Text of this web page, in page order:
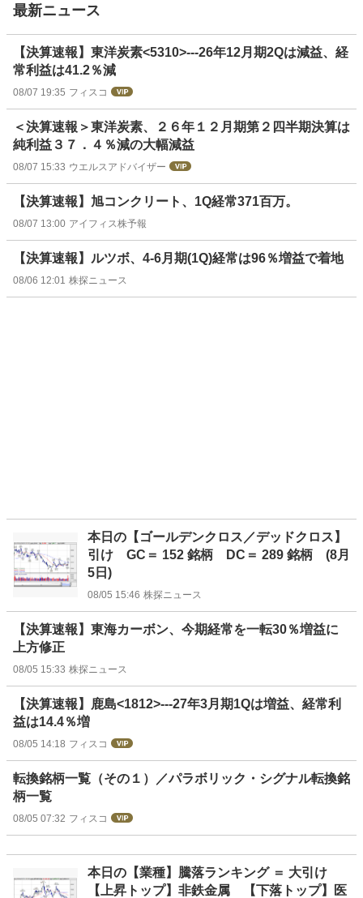
最新ニュース
【決算速報】東洋炭素<5310>---26年12月期2Qは減益、経
常利益は41.2％減
08/07 19:35 フィスコ
＜決算速報＞東洋炭素、２６年１２月期第２四半期決算は
純利益３７．４％減の大幅減益
08/07 15:33 ウエルスアドバイザー
【決算速報】旭コンクリート、1Q経常371百万。
08/07 13:00 アイフィス株予報
【決算速報】ルツボ、4-6月期(1Q)経常は96％増益で着地
08/06 12:01 株探ニュース
本日の【ゴールデンクロス／デッドクロス】
引け GC＝ 152 銘柄 DC＝ 289 銘柄 (8月
5日)
08/05 15:46 株探ニュース
【決算速報】東海カーボン、今期経常を一転30％増益に
上方修正
08/05 15:33 株探ニュース
【決算速報】鹿島<1812>---27年3月期1Qは増益、経常利
益は14.4％増
08/05 14:18 フィスコ
転換銘柄一覧（その１）／パラボリック・シグナル転換銘
柄一覧
08/05 07:32 フィスコ
本日の【業種】騰落ランキング ＝ 大引け
【上昇トップ】非鉄金属 【下落トップ】医